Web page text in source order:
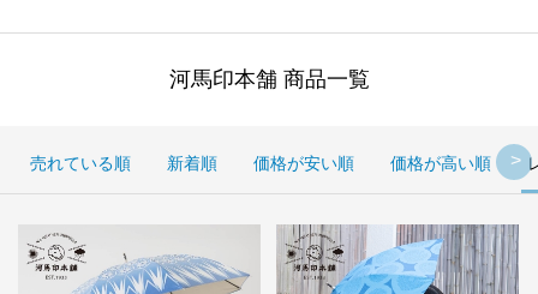
河馬印本舗 商品一覧
売れている順 新着順 価格が安い順 価格が高い順